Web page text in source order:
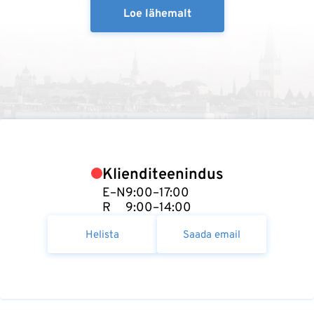
Loe lähemalt
Klienditeenindus
E–N
R
9:00–17:00
9:00–14:00
Helista Saada email